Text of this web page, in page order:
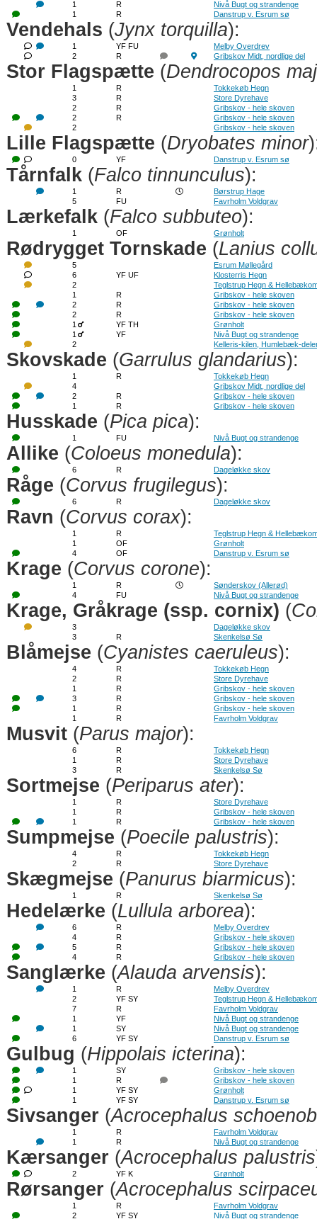
1
R
Nivå Bugt og strandenge
1
R Danstrup v. Esrum sø
Vendehals (Jynx torquilla):
1 YF FU
Melby Overdrev
2
R Gribskov Midt, nordlige del
Stor Flagspætte (Dendrocopos
1 R
Tokkekøb Hegn
3
R
Store Dyrehave
2
R
Gribskov - hele skoven
2
R
Gribskov - hele skoven
2
Gribskov - hele skoven
Lille Flagspætte (Dryobates minor
0 YF Danstrup v. Esrum sø
Tårnfalk (Falco tinnunculus):
1 R
Børstrup Hage
5
FU Favrholm Voldgrav
Lærkefalk (Falco subbuteo):
1 OF Grønholt
Rødrygget Tornskade (Lanius
5
Esrum Møllegård
6
YF UF
Klosterris Hegn
2
Teglstrup Hegn &
1
R
Gribskov - hele skoven
2
R
Gribskov - hele skoven
2
R
Gribskov - hele skoven
1
YF TH
Grønholt
1
YF
Nivå Bugt og strandenge
2
Kelleris-kilen, Humlebæk-
Skovskade (Garrulus glandarius):
1 R
Tokkekøb Hegn
4
Gribskov Midt, nordlige del
2
R
Gribskov - hele skoven
1
R Gribskov - hele skoven
Husskade (Pica pica):
1 FU Nivå Bugt og strandenge
Allike (Coloeus monedula):
6 R Dageløkke skov
Råge (Corvus frugilegus):
6 R Dageløkke skov
Ravn (Corvus corax):
1 R
Teglstrup Hegn &
1
OF
Grønholt
4
OF Danstrup v. Esrum sø
Krage (Corvus corone):
1 R
Sønderskov (Allerød)
4
FU Nivå Bugt og strandenge
Krage, Gråkrage (ssp. cornix) (
3
Dageløkke skov
3
R Skenkelsø Sø
Blåmejse (Cyanistes caeruleus):
4 R
Tokkekøb Hegn
2
R
Store Dyrehave
1
R
Gribskov - hele skoven
3
R
Gribskov - hele skoven
1
R
Gribskov - hele skoven
1
R Favrholm Voldgrav
Musvit (Parus major):
6 R
Tokkekøb Hegn
1
R
Store Dyrehave
3
R Skenkelsø Sø
Sortmejse (Periparus ater):
1 R
Store Dyrehave
1
R
Gribskov - hele skoven
1
R Gribskov - hele skoven
Sumpmejse (Poecile palustris):
4 R
Tokkekøb Hegn
2
R Store Dyrehave
Skægmejse (Panurus biarmicus):
1 R Skenkelsø Sø
Hedelærke (Lullula arborea):
6 R
Melby Overdrev
4
R
Gribskov - hele skoven
5
R
Gribskov - hele skoven
4
R Gribskov - hele skoven
Sanglærke (Alauda arvensis):
1 R
Melby Overdrev
2
YF SY
Teglstrup Hegn &
7
R
Favrholm Voldgrav
1
YF
Nivå Bugt og strandenge
1
SY
Nivå Bugt og strandenge
6
YF SY Danstrup v. Esrum sø
Gulbug (Hippolais icterina):
1 SY
Gribskov - hele skoven
1
R
Gribskov - hele skoven
1
YF SY
Grønholt
1
YF SY Danstrup v. Esrum sø
Sivsanger (Acrocephalus
1 R
Favrholm Voldgrav
1
R Nivå Bugt og strandenge
Kærsanger (Acrocephalus palustris
2 YF K Grønholt
Rørsanger (Acrocephalus
1 R
Favrholm Voldgrav
2
YF SY Nivå Bugt og strandenge